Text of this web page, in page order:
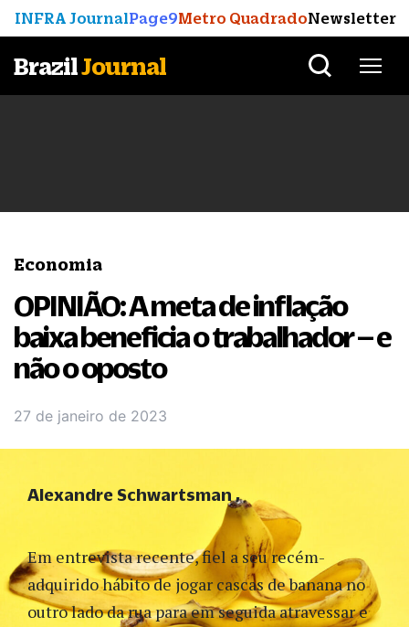
INFRA JournalPage9Metro QuadradoNewsletter
BrazilJournal
Economia
OPINIÃO: A meta de inflação
baixa beneficia o trabalhador – e
não o oposto
27 de janeiro de 2023
Em entrevista recente, fiel a seu recém-
adquirido hábito de jogar cascas de banana no
outro lado da rua para em seguida atravessar e
Alexandre Schwartsman